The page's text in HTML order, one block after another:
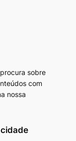
sobre
com
nossa